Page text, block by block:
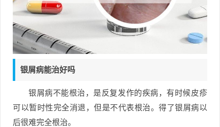
银屑病能治好吗
银屑病不能根治，是反复发作的疾病，有时候皮疹
可以暂时性完全消退，但是不代表根治。得了银屑病以
后很难完全根治。